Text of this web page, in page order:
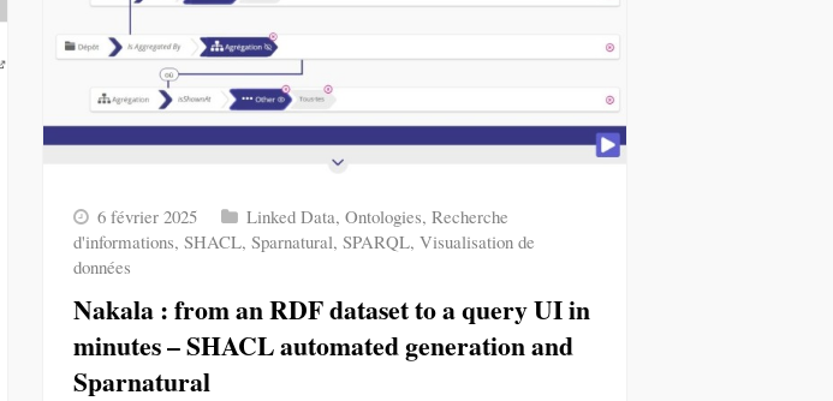
6 février 2025 Linked Data, Ontologies, Recherche
d'informations, SHACL, Sparnatural, SPARQL, Visualisation de
données
Nakala : from an RDF dataset to a query UI in
minutes – SHACL automated generation and
Sparnatural